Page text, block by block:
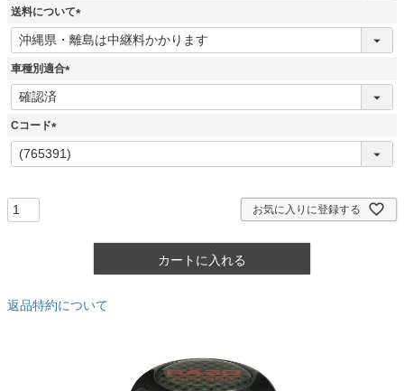
須
送料について
(
必
車種別適合
(
Cコード
(
必
お気に入りに登録する
カートに入れる
返品特約について